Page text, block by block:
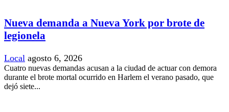
Nueva demanda a Nueva York por brote de
legionela
Local agosto 6, 2026
Cuatro nuevas demandas acusan a la ciudad de actuar con demora
durante el brote mortal ocurrido en Harlem el verano pasado, que
dejó siete...